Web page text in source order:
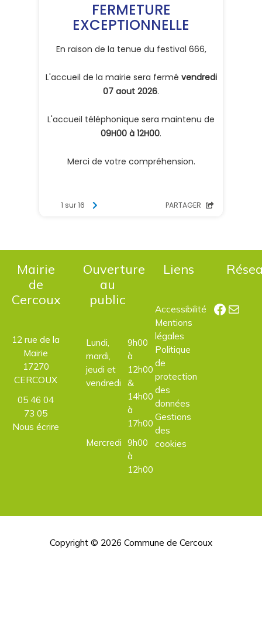
Mairie
de
Cercoux
12 rue de la
Mairie
17270
CERCOUX
05 46 04
73 05
Nous écrire
Ouverture
au
public
Lundi,
mardi,
jeudi et
vendredi
9h00
à
12h00
&
14h00
à
17h00
Mercredi 9h00
à
12h00
Liens
Accessibilité
Mentions
légales
Politique
de
protection
des
données
Gestions
des
cookies
E-mail
Copyright © 2026 Commune de Cercoux